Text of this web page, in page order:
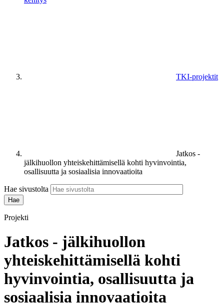
TKI-projektit
Jatkos -
jälkihuollon yhteiskehittämisellä kohti hyvinvointia,
osallisuutta ja sosiaalisia innovaatioita
Hae sivustolta
Projekti
Jatkos - jälkihuollon
yhteiskehittämisellä kohti
hyvinvointia, osallisuutta ja
sosiaalisia innovaatioita